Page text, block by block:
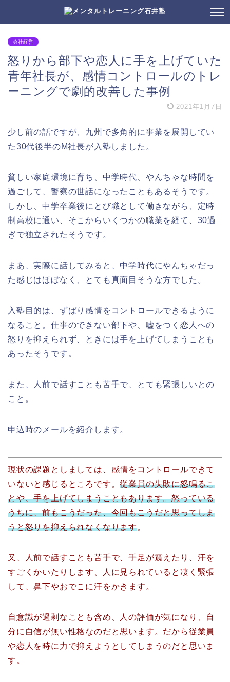
会社経営
怒りから部下や恋人に手を上げていた
青年社長が、感情コントロールのトレ
ーニングで劇的改善した事例
2021年1月7日
少し前の話ですが、九州で多角的に事業を展開してい
た30代後半のM社長が入塾しました。
貧しい家庭環境に育ち、中学時代、やんちゃな時間を
過ごして、警察の世話になったこともあるそうです。
しかし、中学卒業後にとび職として働きながら、定時
制高校に通い、そこからいくつかの職業を経て、30過
ぎで独立されたそうです。
まあ、実際に話してみると、中学時代にやんちゃだっ
た感じはほぼなく、とても真面目そうな方でした。
入塾目的は、ずばり感情をコントロールできるように
なること。仕事のできない部下や、嘘をつく恋人への
怒りを抑えられず、ときには手を上げてしまうことも
あったそうです。
また、人前で話すことも苦手で、とても緊張しいとの
こと。
申込時のメールを紹介します。
現状の課題としましては、感情をコントロールできて
いないと感じるところです。従業員の失敗に怒鳴るこ
とや、手を上げてしまうこともあります。怒っている
うちに、前もこうだった、今回もこうだと思ってしま
うと怒りを抑えられなくなります。
又、人前で話すことも苦手で、手足が震えたり、汗を
すごくかいたりします、人に見られていると凄く緊張
して、鼻下やおでこに汗をかきます。
自意識が過剰なことも含め、人の評価が気になり、自
分に自信が無い性格なのだと思います。だから従業員
や恋人を時に力で抑えようとしてしまうのだと思いま
す。